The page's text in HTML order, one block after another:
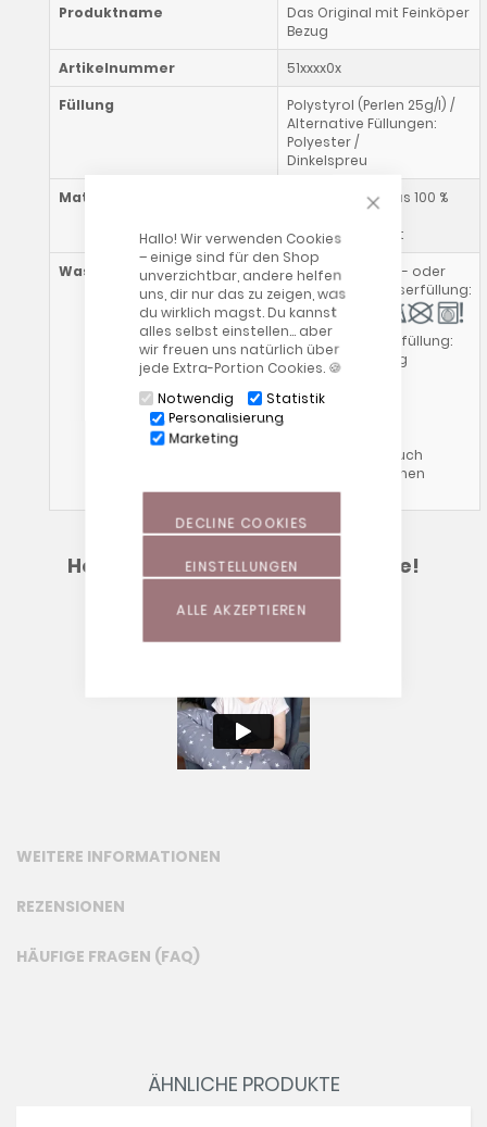
CLOSE
Hallo! Wir verwenden Cookies
– einige sind für den Shop
unverzichtbar, andere helfen
uns, dir nur das zu zeigen, was
du wirklich magst. Du kannst
alles selbst einstellen… aber
wir freuen uns natürlich über
jede Extra-Portion Cookies. 🍪
Notwendig
Statistik
Personalisierung
Marketing
ALLE AKZEPTIEREN
EINSTELLUNGEN
DECLINE COOKIES
Produktname
Das Original mit Feinköper
Bezug
Artikelnummer
51xxxx0x
Füllung
Polystyrol (Perlen 25g/l) /
Alternative Füllungen:
Polyester /
Dinkelspreu
Materialzusammensetzung
Inlett & Bezug aus 100 %
vorgeschrumpft
Waschhinweise
Kissen mit Perlen- oder
Polyesterhohlfaserfüllung:
Kissen mit Dinkelfüllung:
Gewicht ca. 4,5kg
Außenbezug:
Bitte beachte auch
unsere allgemeinen
Waschhinweise
Hebammen empfehlen Theraline!
WEITERE INFORMATIONEN
REZENSIONEN
HÄUFIGE FRAGEN (FAQ)
ÄHNLICHE PRODUKTE